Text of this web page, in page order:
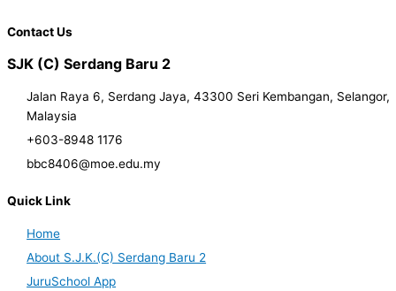
Contact Us
SJK (C) Serdang Baru 2
Jalan Raya 6, Serdang Jaya, 43300 Seri Kembangan, Selangor,
Malaysia
+603-8948 1176
bbc8406@moe.edu.my
Quick Link
Home
About S.J.K.(C) Serdang Baru 2
JuruSchool App